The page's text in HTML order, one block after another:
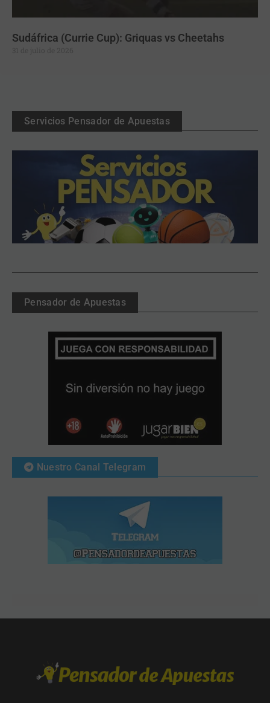
Sudáfrica (Currie Cup): Griquas vs Cheetahs
Servicios Pensador de Apuestas
Pensador de Apuestas
Nuestro Canal Telegram